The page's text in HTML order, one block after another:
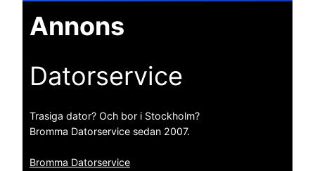
Annons
Datorservice
Trasiga dator? Och bor i Stockholm?
Bromma Datorservice sedan 2007.
Bromma Datorservice